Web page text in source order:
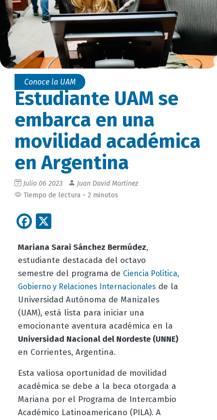
Conoce la UAM
Estudiante UAM se
embarca en una
movilidad académica
en Argentina
Julio 06 2023
Juan David Martinez
Tiempo de lectura ~ 2 minutos
Facebook
Mariana Sarai Sánchez Bermúdez,
estudiante destacada del octavo
semestre del programa de Ciencia Política,
Gobierno y Relaciones Internacionales de la
Universidad Autónoma de Manizales
(UAM), está lista para iniciar una
emocionante aventura académica en la
Universidad Nacional del Nordeste (UNNE)
en Corrientes, Argentina.
Esta valiosa oportunidad de movilidad
académica se debe a la beca otorgada a
Mariana por el Programa de Intercambio
Académico Latinoamericano (PILA). A